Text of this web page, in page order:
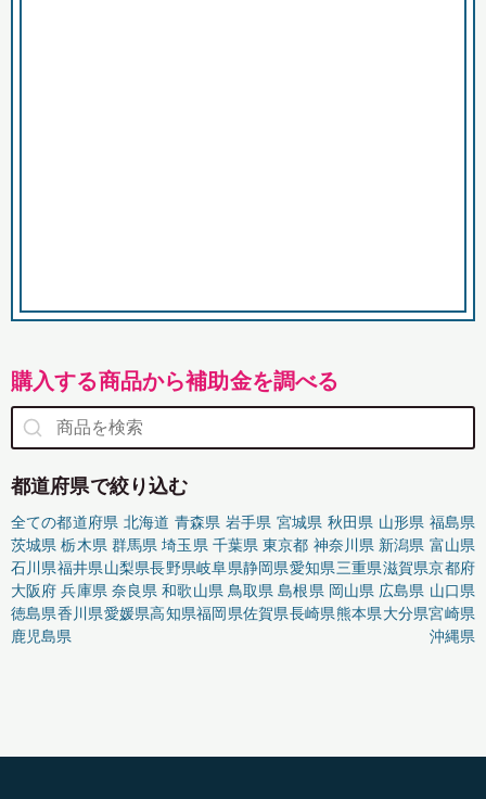
購入する商品から補助金を調べる
都道府県で絞り込む
全ての都道府県 北海道 青森県 岩手県 宮城県 秋田県 山形県 福島県
茨城県 栃木県 群馬県 埼玉県 千葉県 東京都 神奈川県 新潟県 富山県
石川県福井県山梨県長野県岐阜県静岡県愛知県三重県滋賀県京都府
大阪府 兵庫県 奈良県 和歌山県 鳥取県 島根県 岡山県 広島県 山口県
徳島県香川県愛媛県高知県福岡県佐賀県長崎県熊本県大分県宮崎県
鹿児島県
沖縄県